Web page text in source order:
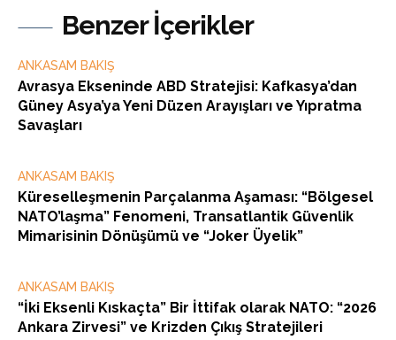
Benzer İçerikler
ANKASAM BAKIŞ
Avrasya Ekseninde ABD Stratejisi: Kafkasya’dan
Güney Asya’ya Yeni Düzen Arayışları ve Yıpratma
Savaşları
ANKASAM BAKIŞ
Küreselleşmenin Parçalanma Aşaması: “Bölgesel
NATO’laşma” Fenomeni, Transatlantik Güvenlik
Mimarisinin Dönüşümü ve “Joker Üyelik”
ANKASAM BAKIŞ
“İki Eksenli Kıskaçta” Bir İttifak olarak NATO: “2026
Ankara Zirvesi” ve Krizden Çıkış Stratejileri